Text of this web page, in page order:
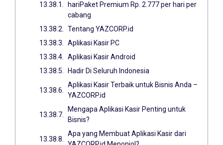
hariPaket Premium Rp. 2.777 per hari per
cabang
Tentang YAZCORP.id
Aplikasi Kasir PC
Aplikasi Kasir Android
Hadir Di Seluruh Indonesia
Aplikasi Kasir Terbaik untuk Bisnis Anda –
YAZCORP.id
Mengapa Aplikasi Kasir Penting untuk
Bisnis?
Apa yang Membuat Aplikasi Kasir dari